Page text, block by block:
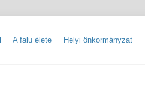
A falu élete Helyi önkormányzat